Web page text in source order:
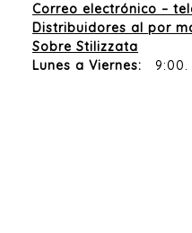
Correo electrónico –
Distribuidores al por
Sobre Stilizzata
Lunes a Viernes:
9:00.